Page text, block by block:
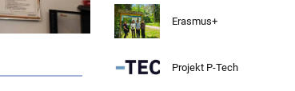
Erasmus+
Projekt P-Tech